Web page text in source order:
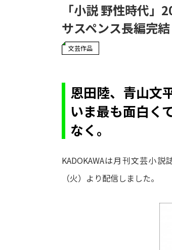
「小説 野性時代
サスペンス長編完結
文芸作品
恩田陸、青山文
いま最も面白く
なく。
KADOKAWAは月刊文芸小説
（火）より配信しました。